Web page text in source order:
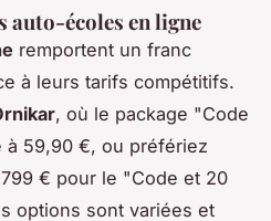
auto-écoles en ligne
remportent un franc
à leurs tarifs compétitifs.
, où le package "Code
59,90 €, ou préfériez
€ pour le "Code et 20
options sont variées et